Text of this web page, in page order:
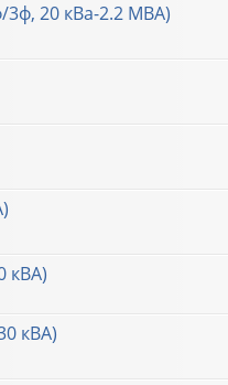
3ф, 20 кВа-2.2 МВА)
кВА)
кВА)